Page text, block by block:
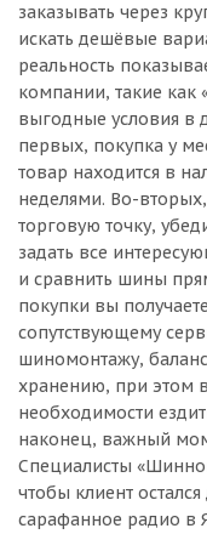
заказывать через
искать дешёвые
реальность
компании, такие
выгодные условия в
первых, покупка у
товар находится в
неделями. Во-
торговую точку,
задать все
и сравнить шины
покупки вы
сопутствующему
шиномонтажу,
хранению, при этом
необходимости
наконец, важный
Специалисты
чтобы клиент
сарафанное радио в